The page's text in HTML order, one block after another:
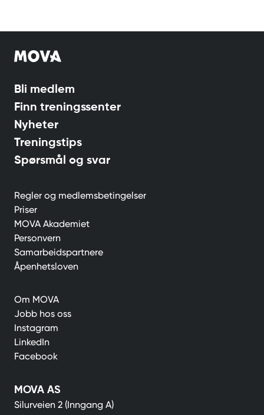
Bli medlem
Finn treningssenter
Nyheter
Treningstips
Spørsmål og svar
Regler og medlemsbetingelser
Priser
MOVA Akademiet
Personvern
Samarbeidspartnere
Åpenhetsloven
Om MOVA
Jobb hos oss
Instagram
LinkedIn
Facebook
MOVA AS
Silurveien 2 (Inngang A)